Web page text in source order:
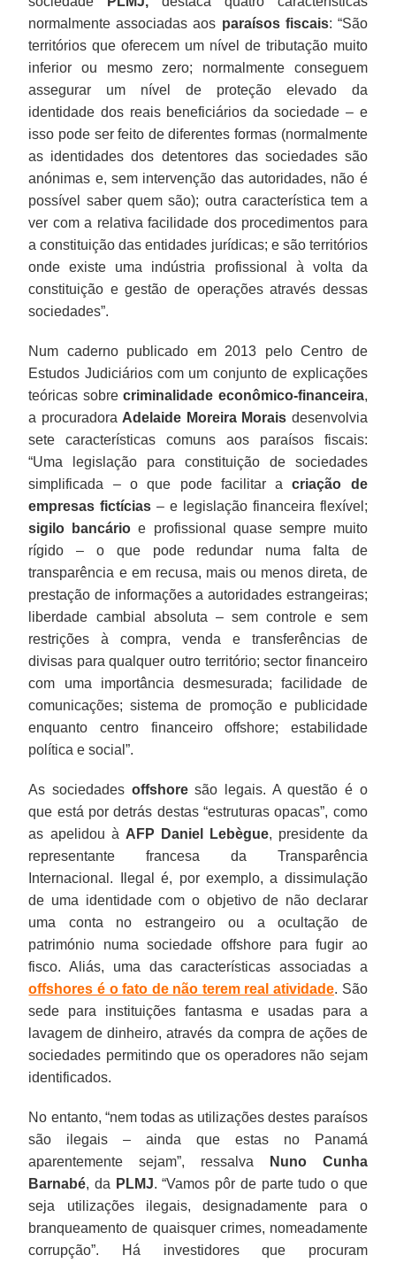
normalmente associadas aos paraísos fiscais: “São
territórios que oferecem um nível de tributação muito
inferior ou mesmo zero; normalmente conseguem
assegurar um nível de proteção elevado da
identidade dos reais beneficiários da sociedade – e
isso pode ser feito de diferentes formas (normalmente
as identidades dos detentores das sociedades são
anónimas e, sem intervenção das autoridades, não é
possível saber quem são); outra característica tem a
ver com a relativa facilidade dos procedimentos para
a constituição das entidades jurídicas; e são territórios
onde existe uma indústria profissional à volta da
constituição e gestão de operações através dessas
sociedades”.
Num caderno publicado em 2013 pelo Centro de
Estudos Judiciários com um conjunto de explicações
teóricas sobrecriminalidade econômico-financeira,
a procuradora Adelaide Moreira Morais desenvolvia
sete características comuns aos paraísos fiscais:
“Uma legislação para constituição de sociedades
simplificada – o que pode facilitar acriação de
empresas fictícias – e legislação financeira flexível;
sigilo bancário e profissional quase sempre muito
rígido – o que pode redundar numa falta de
transparência e em recusa, mais ou menos direta, de
prestação de informações a autoridades estrangeiras;
liberdade cambial absoluta – sem controle e sem
restrições à compra, venda e transferências de
divisas para qualquer outro território; sector financeiro
com uma importância desmesurada; facilidade de
comunicações; sistema de promoção e publicidade
enquanto centro financeiro offshore; estabilidade
política e social”.
As sociedades offshoresão legais. A questão é o
que está por detrás destas “estruturas opacas”, como
as apelidou à AFP Daniel Lebègue, presidente da
representante francesa da Transparência
Internacional. Ilegal é, por exemplo, a dissimulação
de uma identidade com o objetivo de não declarar
uma conta no estrangeiro ou a ocultação de
património numa sociedade offshore para fugir ao
fisco. Aliás, uma das características associadas a
offshores é o fato de não terem real atividade. São
sede para instituições fantasma e usadas para a
lavagem de dinheiro, através da compra de ações de
sociedades permitindo que os operadores não sejam
identificados.
No entanto, “nem todas as utilizações destes paraísos
são ilegais – ainda que estas no Panamá
aparentemente sejam”, ressalva
Nuno Cunha
Barnabé, da PLMJ. “Vamos pôr de parte tudo o que
seja utilizações ilegais, designadamente para o
branqueamento de quaisquer crimes, nomeadamente
corrupção”. Há investidores que procuram